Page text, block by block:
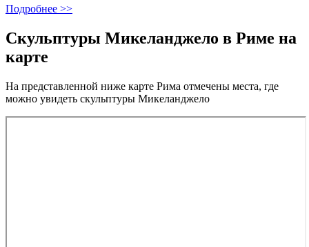
Подробнее >>
Скульптуры Микеланджело в Риме на
карте
На представленной ниже карте Рима отмечены места, где
можно увидеть скульптуры Микеланджело